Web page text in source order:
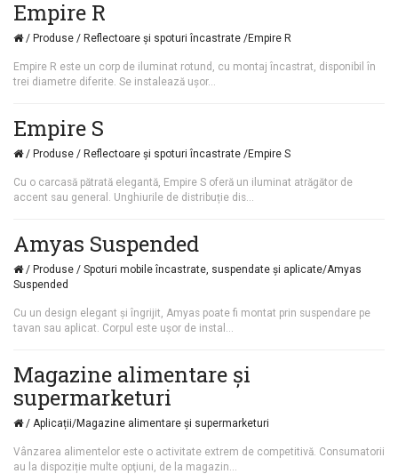
Empire R
/ Produse / Reflectoare și spoturi încastrate /Empire R
Empire R este un corp de iluminat rotund, cu montaj încastrat, disponibil în
trei diametre diferite. Se instalează ușor...
Empire S
/ Produse / Reflectoare și spoturi încastrate /Empire S
Cu o carcasă pătrată elegantă, Empire S oferă un iluminat atrăgător de
accent sau general. Unghiurile de distribuție dis...
Amyas Suspended
/ Produse / Spoturi mobile încastrate, suspendate și aplicate/Amyas
Suspended
Cu un design elegant şi îngrijit, Amyas poate fi montat prin suspendare pe
tavan sau aplicat. Corpul este uşor de instal...
Magazine alimentare şi
supermarketuri
/ Aplicații/Magazine alimentare şi supermarketuri
Vânzarea alimentelor este o activitate extrem de competitivă. Consumatorii
au la dispoziție multe opţiuni, de la magazin...